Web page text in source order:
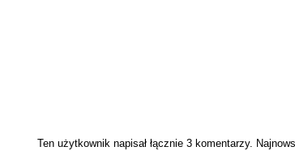
Ten użytkownik napisał łącznie 3 komentarzy.